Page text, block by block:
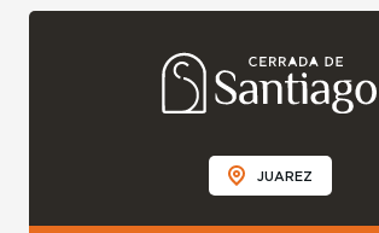
JUAREZ